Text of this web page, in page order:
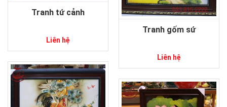
Tranh tứ cảnh
Liên hệ
Tranh gốm sứ
Liên hệ